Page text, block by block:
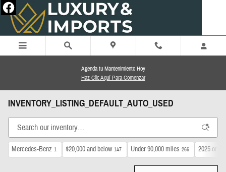
Saltar al contenido principal
Agenda tu Mantenimiento Hoy
Haz Clic Aquí Para Comenzar
INVENTORY_LISTING_DEFAULT_AUTO_USED
Mercedes-Benz 1 $20,000 and below 147 Under 90,000 miles 266 2025 or